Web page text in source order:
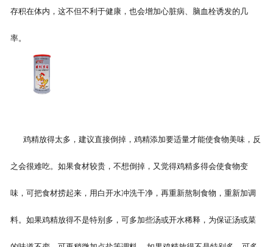
存积在体内，这不但不利于健康，也会增加心脏病、脑血栓诱发的几
率。
鸡精放得太多，建议直接倒掉，鸡精添加要适量才能使食物美味，反
之会很难吃。如果食材较贵，不想倒掉，又觉得鸡精多得会使食物变
味，可把食材捞起来，用白开水冲洗干净，再重新熬制食物，重新加调
料。如果鸡精放得不是特别多，可多加些汤或开水稀释，为保证汤或菜